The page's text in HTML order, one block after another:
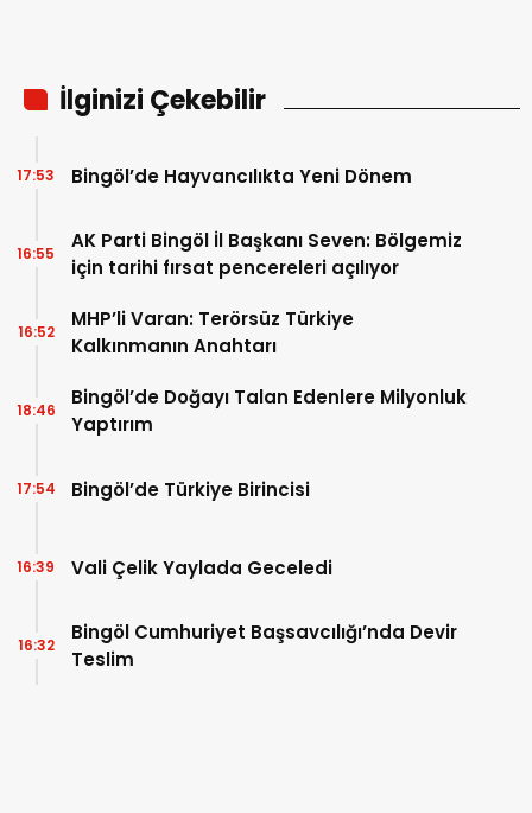
İlginizi Çekebilir
Bingöl’de Hayvancılıkta Yeni Dönem
17:53
AK Parti Bingöl İl Başkanı Seven: Bölgemiz
için tarihi fırsat pencereleri açılıyor
16:55
MHP’li Varan: Terörsüz Türkiye
Kalkınmanın Anahtarı
16:52
Bingöl’de Doğayı Talan Edenlere Milyonluk
Yaptırım
18:46
Bingöl’de Türkiye Birincisi
17:54
Vali Çelik Yaylada Geceledi
16:39
Bingöl Cumhuriyet Başsavcılığı’nda Devir
Teslim
16:32